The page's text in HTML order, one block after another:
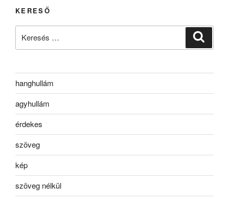
KERESŐ
hanghullám
agyhullám
érdekes
szöveg
kép
szöveg nélkül